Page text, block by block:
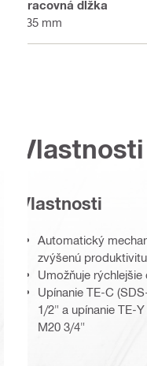
Pracovná dĺžka
135 mm
Vlastnosti
Automatický
zvýšenú
Umožňuje
Upínanie TE-C
1/2" a upínanie TE-
M20 3/4"